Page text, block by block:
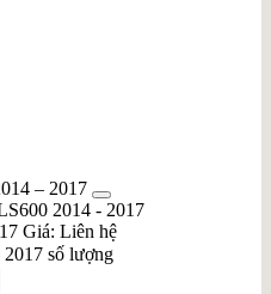
– 2017
Giá: Liên hệ
số lượng